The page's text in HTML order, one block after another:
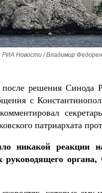
Новости / Владимир
решения Синода
с
патриархата
реакции на
руководящего